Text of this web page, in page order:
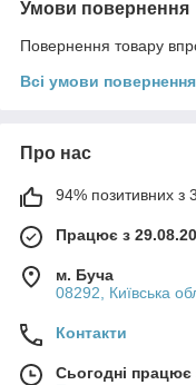
Умови повернення
Повернення товару
Всі умови повернення
Про нас
94% позитивних з
Працює з
м. Буча
08292, Київська
Контакти
Сьогодні працює